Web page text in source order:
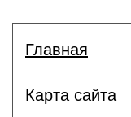
Главная
Карта сайта